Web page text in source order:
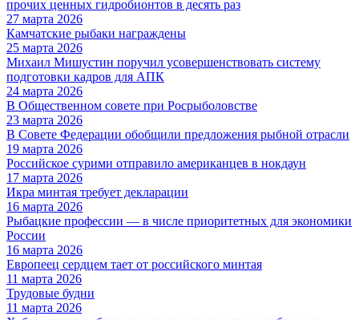
прочих ценных гидробионтов в десять раз
27 марта 2026
Камчатские рыбаки награждены
25 марта 2026
Михаил Мишустин поручил усовершенствовать систему
подготовки кадров для АПК
24 марта 2026
В Общественном совете при Росрыболовстве
23 марта 2026
В Совете Федерации обобщили предложения рыбной отрасли
19 марта 2026
Российское сурими отправило американцев в нокдаун
17 марта 2026
Икра минтая требует декларации
16 марта 2026
Рыбацкие профессии — в числе приоритетных для экономики
России
16 марта 2026
Европеец сердцем тает от российского минтая
11 марта 2026
Трудовые будни
11 марта 2026